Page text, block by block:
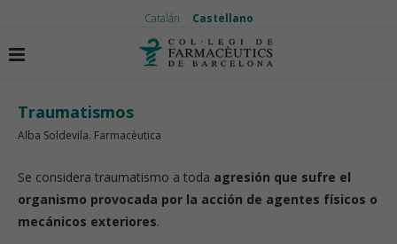
Catalán Castellano
Inicio Vida saludable Traumatismos
Traumatismos
Alba Soldevila. Farmacèutica
Se considera traumatismo a toda agresión que sufre el
organismo provocada por la acción de agentes físicos o
mecánicos exteriores.